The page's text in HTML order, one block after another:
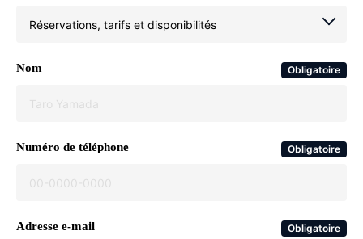
Nom Obligatoire
Numéro de téléphone Obligatoire
Adresse e-mail Obligatoire